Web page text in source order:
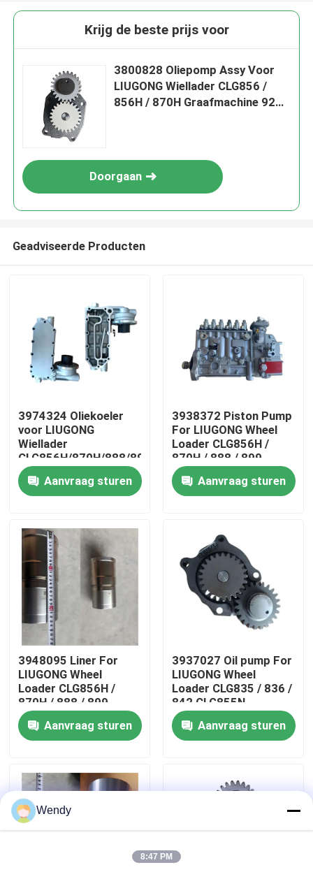
Huis
Video's
Ongeveer ons
Fabrieksreis
Kwaliteitscontrole
Contacteer ons
Nieuws
Gevallen
Krijg de beste prijs voor
3800828 Oliepomp Assy Voor
LIUGONG Wiellader CLG856 /
856H / 870H Graafmachine 925D
Doorgaan
Geadviseerde Producten
3974324 Oliekoeler
voor LIUGONG
Wiellader
CLG856H/870H/888/899
Motor
6CT8.3/6CTA8.3
ISL9/QSL9
Aanvraag sturen
3938372 Piston Pump
For LIUGONG Wheel
Loader CLG856H /
870H / 888 / 899
Excavator 925D /
930D / 936D Engine
6D114 QSC8.3
Aanvraag sturen
3948095 Liner For
LIUGONG Wheel
Loader CLG856H /
870H / 888 / 899
Excavator 939E/945E
Engine 6CT8.3 /
6CTA8.3 / 6CTAA8.3
Aanvraag sturen
3937027 Oil pump For
LIUGONG Wheel
Loader CLG835 / 836 /
842 CLG855N
Excavator 908C /
910E / 915D Engine
QSB3.9 / ISB4.5
Aanvraag sturen
Wendy
8:47 PM